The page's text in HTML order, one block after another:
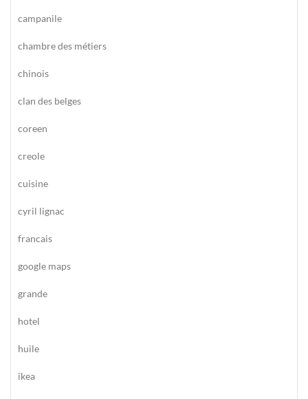
campanile
chambre des métiers
chinois
clan des belges
coreen
creole
cuisine
cyril lignac
francais
google maps
grande
hotel
huile
ikea